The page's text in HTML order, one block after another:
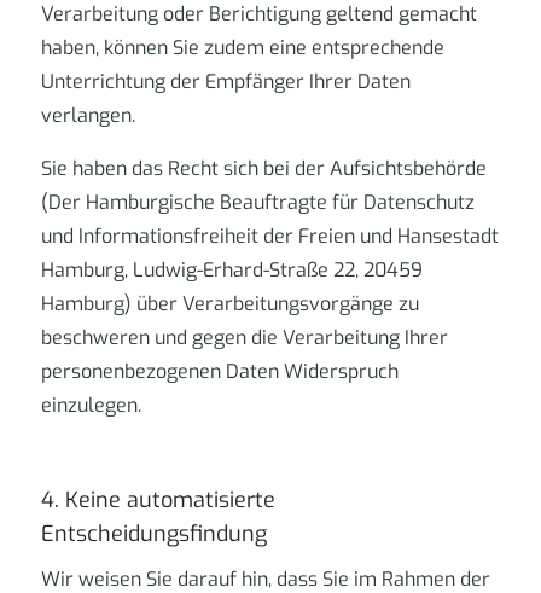
Verarbeitung oder Berichtigung geltend gemacht
haben, können Sie zudem eine entsprechende
Unterrichtung der Empfänger Ihrer Daten
verlangen.
Sie haben das Recht sich bei der Aufsichtsbehörde
(Der Hamburgische Beauftragte für Datenschutz
und Informationsfreiheit der Freien und Hansestadt
Hamburg, Ludwig-Erhard-Straße 22, 20459
Hamburg) über Verarbeitungsvorgänge zu
beschweren und gegen die Verarbeitung Ihrer
personenbezogenen Daten Widerspruch
einzulegen.
4. Keine automatisierte
Entscheidungsfindung
Wir weisen Sie darauf hin, dass Sie im Rahmen der